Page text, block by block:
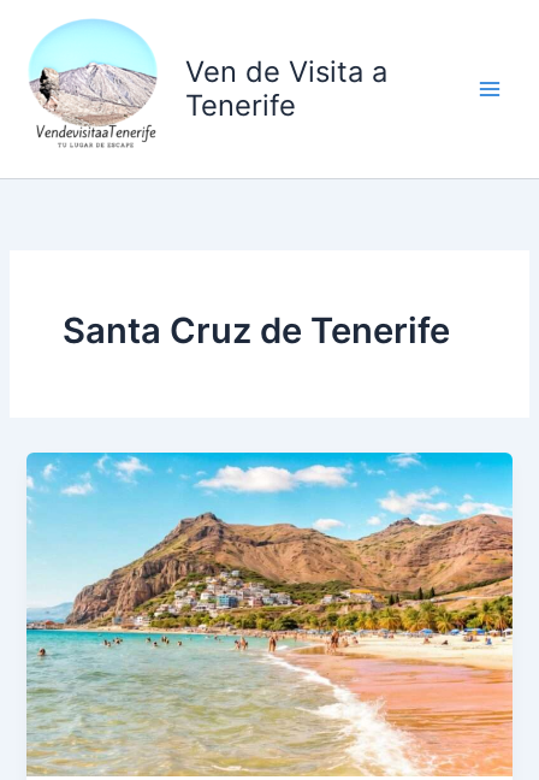
contenido
Ven de Visita a
Tenerife
Santa Cruz de Tenerife